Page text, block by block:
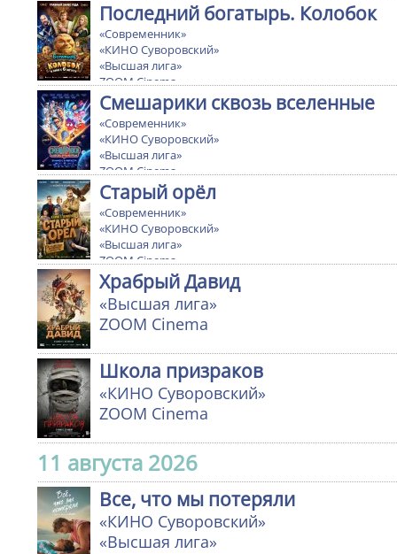
Последний богатырь. Колобок
«Современник»
«КИНО Суворовский»
«Высшая лига»
ZOOM Cinema
Ultra cinema
Смешарики сквозь вселенные
«Современник»
«КИНО Суворовский»
«Высшая лига»
ZOOM Cinema
Ultra cinema
Старый орёл
«Современник»
«КИНО Суворовский»
«Высшая лига»
ZOOM Cinema
Храбрый Давид
«Высшая лига»
ZOOM Cinema
Школа призраков
«КИНО Суворовский»
ZOOM Cinema
11 августа 2026
Все, что мы потеряли
«КИНО Суворовский»
«Высшая лига»